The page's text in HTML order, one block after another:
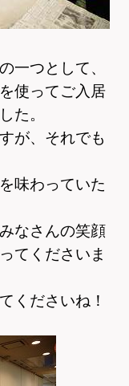
一つとして、
使ってご入居
た。
が、それでも
味わっていた
なさんの笑顔
てくださいま
くださいね！